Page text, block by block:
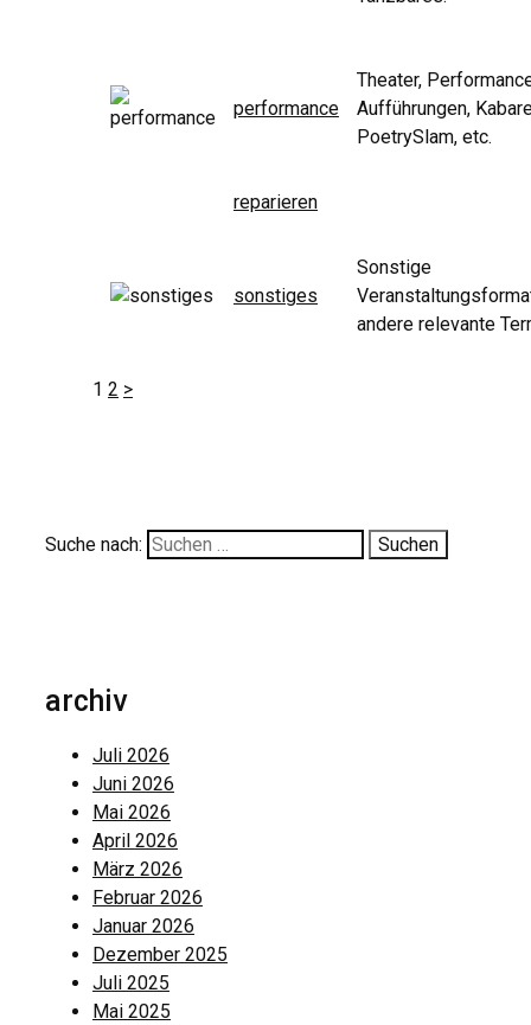
performance
Theater,
Aufführungen,
PoetrySlam, etc.
reparieren
sonstiges
Sonstige
andere relevante
1 2 >
Suche nach:
archiv
Juli 2026
Juni 2026
Mai 2026
April 2026
März 2026
Februar 2026
Januar 2026
Dezember 2025
Juli 2025
Mai 2025